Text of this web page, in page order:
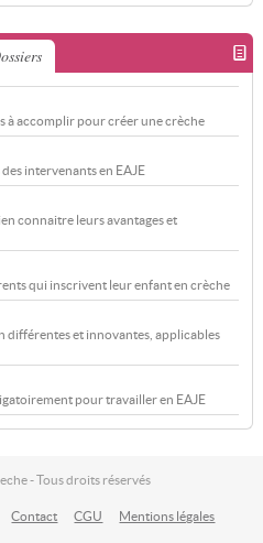
à accomplir pour créer une crèche
intervenants en EAJE
connaitre leurs avantages et
qui inscrivent leur enfant en crèche
différentes et innovantes, applicables
pour travailler en EAJE
- Tous droits réservés
Contact CGU Mentions légales